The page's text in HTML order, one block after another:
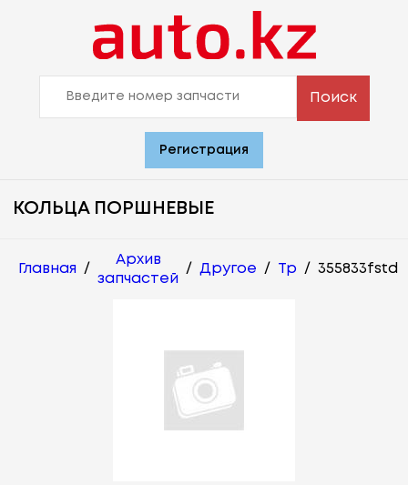
Поиск
Регистрация
КОЛЬЦА ПОРШНЕВЫЕ
Главная /
Архив
запчастей
/ Другое / Tp / 355833fstd